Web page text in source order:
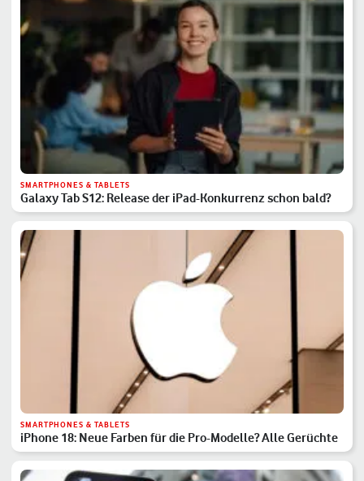
SMARTPHONES & TABLETS
Galaxy Tab S12: Release der iPad-Konkurrenz schon bald?
SMARTPHONES & TABLETS
iPhone 18: Neue Farben für die Pro-Modelle? Alle Gerüchte